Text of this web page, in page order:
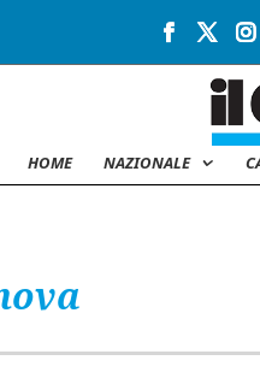
HOME NAZIONALE